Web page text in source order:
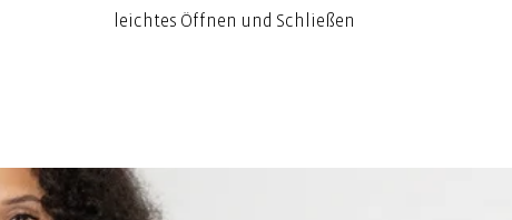
leichtes Öffnen und Schließen